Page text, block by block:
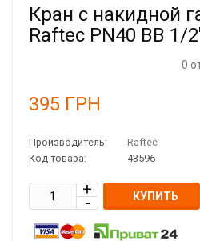
Кран с накидной
Raftec PN40 ВВ 1/
0
395 ГРН
Производитель:
Raftec
Код товара:
43596
КУПИТЬ